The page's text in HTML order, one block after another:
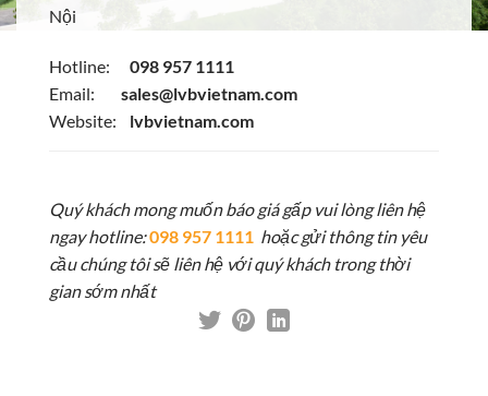
Nội
Hotline:
098 957 1111
Email:
sales@lvbvietnam.com
Website:
lvbvietnam.com
Quý khách mong muốn báo giá gấp vui lòng liên hệ
ngay hotline:098 957 1111 hoặc gửi thông tin yêu
cầu chúng tôi sẽ liên hệ với quý khách trong thời
gian sớm nhất